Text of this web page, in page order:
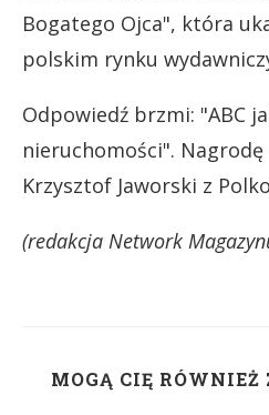
Bogatego Ojca", która
polskim rynku
Odpowiedź brzmi: "ABC
nieruchomości". Nagrodę
Krzysztof Jaworski z
(redakcja Network
MOGĄ CIĘ RÓWNIEŻ